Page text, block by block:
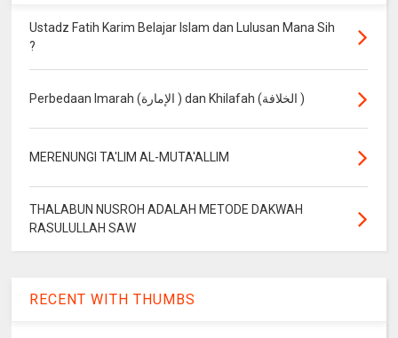
Ustadz Fatih Karim Belajar Islam dan Lulusan Mana Sih
?
Perbedaan Imarah (الإمارة ) dan Khilafah (الخلافة )
MERENUNGI TA'LIM AL-MUTA'ALLIM
THALABUN NUSROH ADALAH METODE DAKWAH
RASULULLAH SAW
RECENT WITH THUMBS